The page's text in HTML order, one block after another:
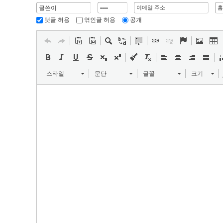
댓글 허용 엮인글 허용 공개
스타일 문단 글꼴 크기